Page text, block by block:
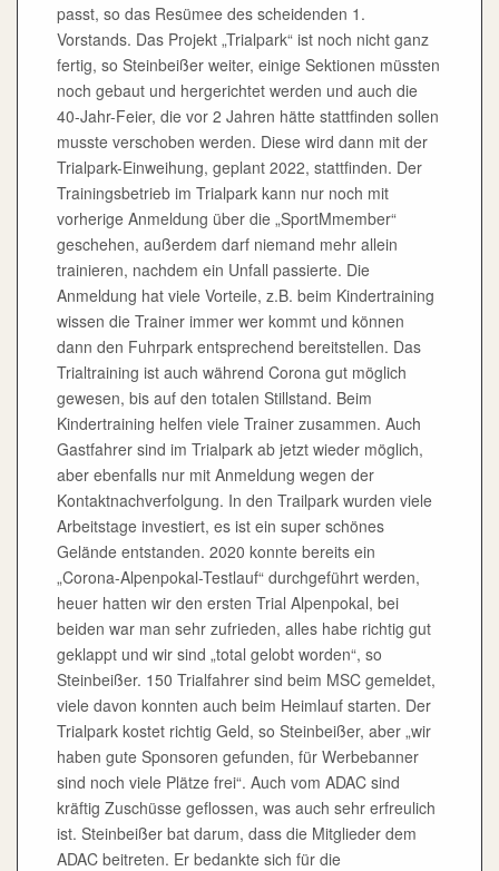
passt, so das Resümee des scheidenden 1.
Vorstands. Das Projekt „Trialpark“ ist noch nicht ganz
fertig, so Steinbeißer weiter, einige Sektionen müssten
noch gebaut und hergerichtet werden und auch die
40-Jahr-Feier, die vor 2 Jahren hätte stattfinden sollen
musste verschoben werden. Diese wird dann mit der
Trialpark-Einweihung, geplant 2022, stattfinden. Der
Trainingsbetrieb im Trialpark kann nur noch mit
vorherige Anmeldung über die „SportMmember“
geschehen, außerdem darf niemand mehr allein
trainieren, nachdem ein Unfall passierte. Die
Anmeldung hat viele Vorteile, z.B. beim Kindertraining
wissen die Trainer immer wer kommt und können
dann den Fuhrpark entsprechend bereitstellen. Das
Trialtraining ist auch während Corona gut möglich
gewesen, bis auf den totalen Stillstand. Beim
Kindertraining helfen viele Trainer zusammen. Auch
Gastfahrer sind im Trialpark ab jetzt wieder möglich,
aber ebenfalls nur mit Anmeldung wegen der
Kontaktnachverfolgung. In den Trailpark wurden viele
Arbeitstage investiert, es ist ein super schönes
Gelände entstanden. 2020 konnte bereits ein
„Corona-Alpenpokal-Testlauf“ durchgeführt werden,
heuer hatten wir den ersten Trial Alpenpokal, bei
beiden war man sehr zufrieden, alles habe richtig gut
geklappt und wir sind „total gelobt worden“, so
Steinbeißer. 150 Trialfahrer sind beim MSC gemeldet,
viele davon konnten auch beim Heimlauf starten. Der
Trialpark kostet richtig Geld, so Steinbeißer, aber „wir
haben gute Sponsoren gefunden, für Werbebanner
sind noch viele Plätze frei“. Auch vom ADAC sind
kräftig Zuschüsse geflossen, was auch sehr erfreulich
ist. Steinbeißer bat darum, dass die Mitglieder dem
ADAC beitreten. Er bedankte sich für die